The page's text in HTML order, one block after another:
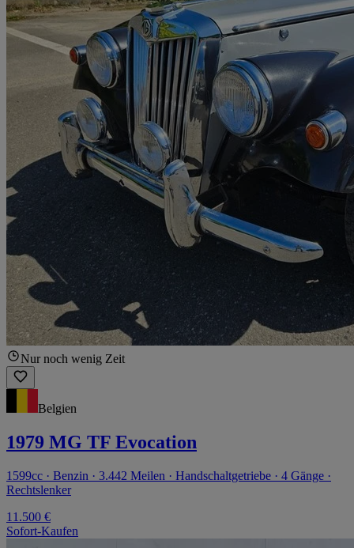
Nur noch wenig Zeit
Belgien
1979 MG TF Evocation
1599cc · Benzin · 3.442 Meilen · Handschaltgetriebe · 4 Gänge ·
Rechtslenker
11.500 €
Sofort-Kaufen